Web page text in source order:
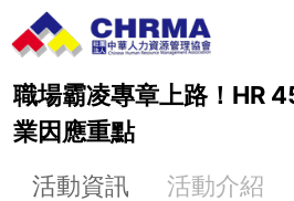
職場霸凌專章上路！HR
業因應重點
活動資訊
活動介紹